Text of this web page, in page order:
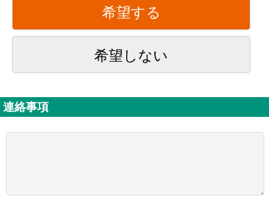
希望する
希望しない
連絡事項